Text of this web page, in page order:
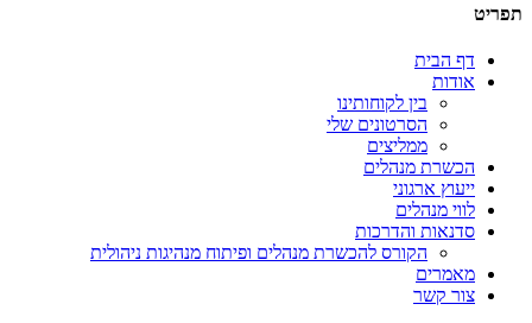
תפריט
דף הבית
אודות
בין לקוחותינו
הסרטונים שלי
ממליצים
הכשרת מנהלים
ייעוץ ארגוני
לווי מנהלים
סדנאות והדרכות
הקורס להכשרת מנהלים ופיתוח מנהיגות ניהולית
מאמרים
צור קשר